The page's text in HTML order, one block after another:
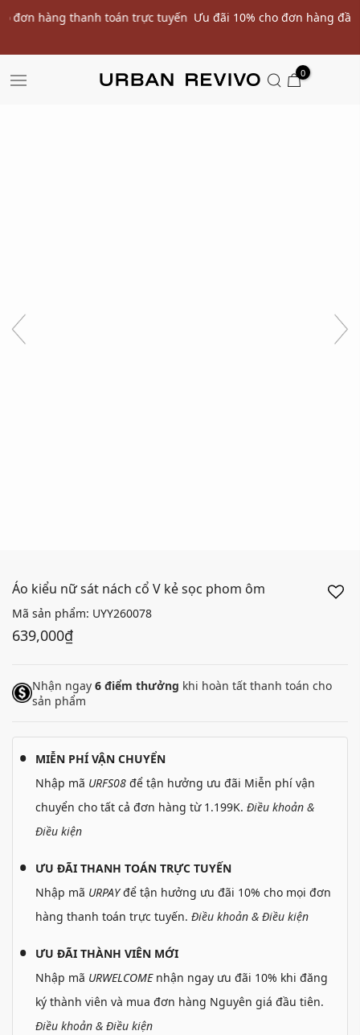
Ưu đãi 10% cho đơn hàng đầu tiên* | Nhập mã: URWELCOME
0
Áo kiểu nữ sát nách cổ V kẻ sọc phom ôm
Mã sản phẩm: UYY260078
639,000₫
Nhận ngay 6 điểm thưởng khi hoàn tất thanh toán cho
sản phẩm
MIỄN PHÍ VẬN CHUYỂN
Nhập mã URFS08 để tận hưởng ưu đãi Miễn phí vận
chuyển cho tất cả đơn hàng từ 1.199K. Điều khoản &
Điều kiện
ƯU ĐÃI THANH TOÁN TRỰC TUYẾN
Nhập mã URPAYđể tận hưởng ưu đãi 10% cho mọi đơn
hàng thanh toán trực tuyến. Điều khoản & Điều kiện
ƯU ĐÃI THÀNH VIÊN MỚI
Nhập mã URWELCOMEnhận ngay ưu đãi 10% khi đăng
ký thành viên và mua đơn hàng Nguyên giá đầu tiên.
Điều khoản & Điều kiện
SALE